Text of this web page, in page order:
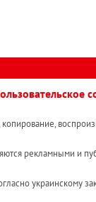
рекламными и
украинскому